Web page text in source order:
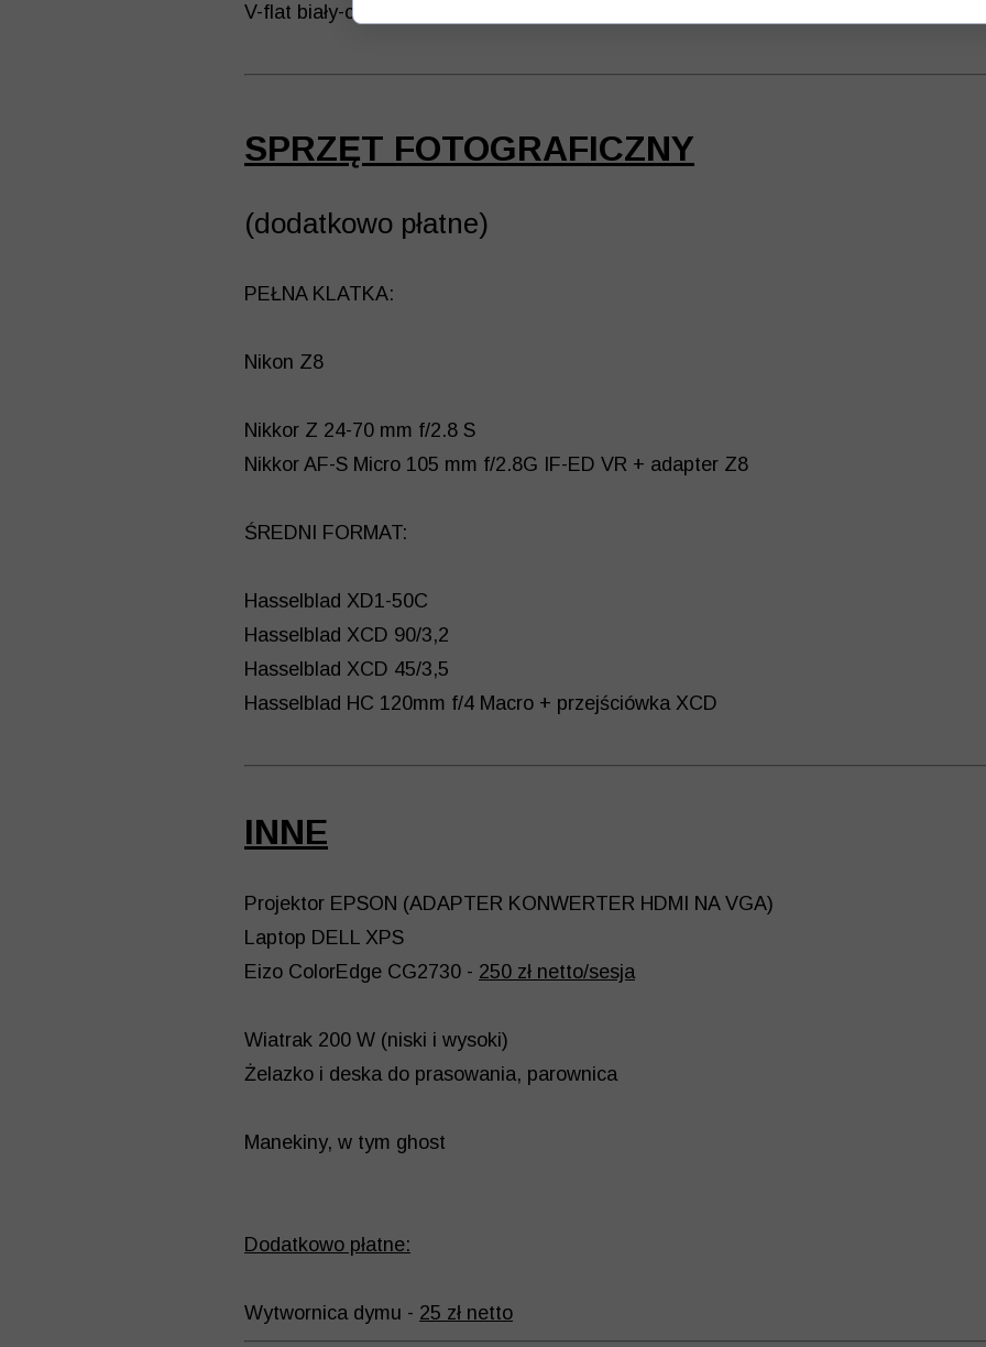
V-flat biały-czarny składane x2
SPRZĘT FOTOGRAFICZNY
(dodatkowo płatne)
PEŁNA KLATKA:
Nikon Z8
Nikkor Z 24-70 mm f/2.8 S
Nikkor AF-S Micro 105 mm f/2.8G IF-ED VR + adapter Z8
ŚREDNI FORMAT:
Hasselblad XD1-50C
Hasselblad XCD 90/3,2
Hasselblad XCD 45/3,5
Hasselblad HC 120mm f/4 Macro + przejściówka XCD
INNE
Projektor EPSON (ADAPTER KONWERTER HDMI NA VGA)
Laptop DELL XPS
Eizo ColorEdge CG2730 - 250 zł netto/sesja
Wiatrak 200 W (niski i wysoki)
Żelazko i deska do prasowania, parownica
Manekiny, w tym ghost
Dodatkowo płatne:
Wytwornica dymu - 25 zł netto